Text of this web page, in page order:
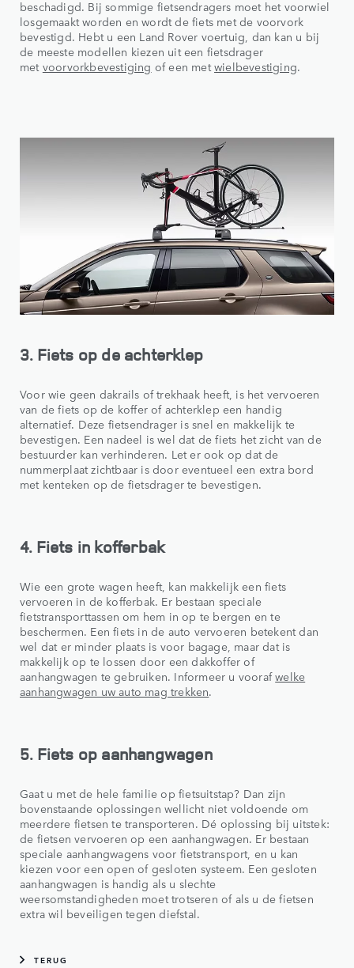
beschadigd. Bij sommige fietsendragers moet het voorwiel
losgemaakt worden en wordt de fiets met de voorvork
bevestigd. Hebt u een Land Rover voertuig, dan kan u bij
de meeste modellen kiezen uit een fietsdrager
met voorvorkbevestiging of een metwielbevestiging.
3. Fiets op de achterklep
Voor wie geen dakrails of trekhaak heeft, is het vervoeren
van de fiets op de koffer of achterklep een handig
alternatief. Deze fietsendrager is snel en makkelijk te
bevestigen. Een nadeel is wel dat de fiets het zicht van de
bestuurder kan verhinderen. Let er ook op dat de
nummerplaat zichtbaar is door eventueel een extra bord
met kenteken op de fietsdrager te bevestigen.
4. Fiets in kofferbak
Wie een grote wagen heeft, kan makkelijk een fiets
vervoeren in de kofferbak. Er bestaan speciale
fietstransporttassen om hem in op te bergen en te
beschermen. Een fiets in de auto vervoeren betekent dan
wel dat er minder plaats is voor bagage, maar dat is
makkelijk op te lossen door een dakkoffer of
aanhangwagen te gebruiken. Informeer u voorafwelke
aanhangwagen uw auto mag trekken.
5. Fiets op aanhangwagen
Gaat u met de hele familie op fietsuitstap? Dan zijn
bovenstaande oplossingen wellicht niet voldoende om
meerdere fietsen te transporteren. Dé oplossing bij uitstek:
de fietsen vervoeren op een aanhangwagen. Er bestaan
speciale aanhangwagens voor fietstransport, en u kan
kiezen voor een open of gesloten systeem. Een gesloten
aanhangwagen is handig als u slechte
weersomstandigheden moet trotseren of als u de fietsen
extra wil beveiligen tegen diefstal.
TERUG